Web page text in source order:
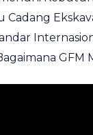
Cadang